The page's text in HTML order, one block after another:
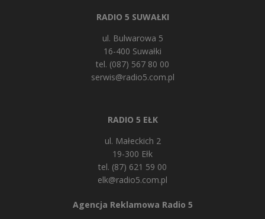
RADIO 5 SUWAŁKI
ul. Bulwarowa 5
16-400 Suwałki
tel. (087) 567 80 00
serwis@radio5.com.pl
RADIO 5 EŁK
ul. Małeckich 2
19-300 Ełk
tel. (87) 621 59 00
elk@radio5.com.pl
Agencja Reklamowa Radio 5